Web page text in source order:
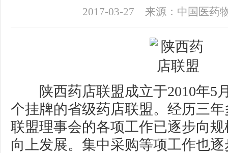
2017-03-27 来源：中国医
陕西药店联盟成立于2010年5
个挂牌的省级药店联盟。经历三
联盟理事会的各项工作已逐步向
向上发展。集中采购等项工作也